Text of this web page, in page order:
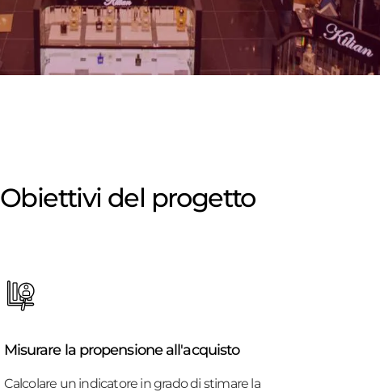
Obiettivi del progetto
Misurare la propensione all'acquisto
Calcolare un indicatore in grado di stimare la